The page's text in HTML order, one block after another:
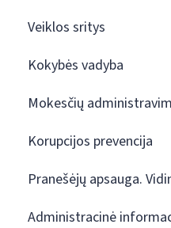
Veiklos sritys
Kokybės vadyba
Mokesčių
Korupcijos prevencija
Pranešėjų apsauga.
Administracinė